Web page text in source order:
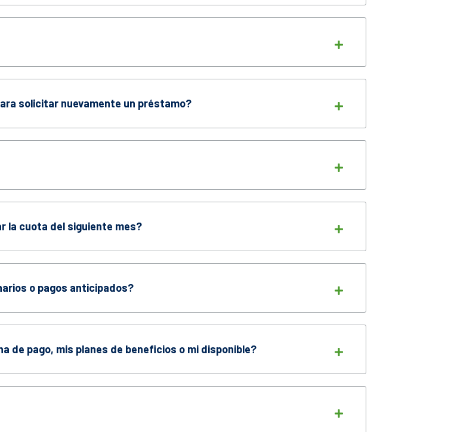
solicitar nuevamente un préstamo?
la cuota del siguiente mes?
o pagos anticipados?
de pago, mis planes de beneficios o mi disponible?